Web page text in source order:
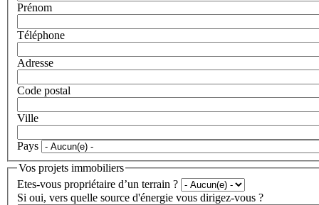
Prénom
Téléphone
Adresse
Code postal
Ville
Pays
Vos projets immobiliers
Etes-vous propriétaire d’un terrain ?
Si oui, vers quelle source d'énergie vous dirigez-vous ?